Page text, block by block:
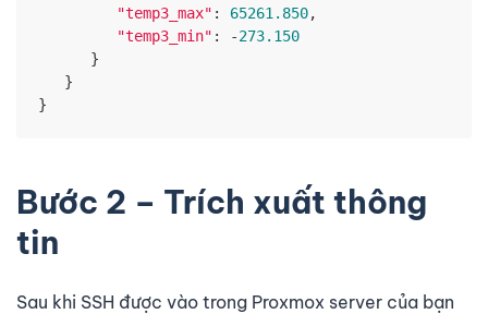
"temp3_max" : 65261.850,
"temp3_min" : -273.150
}
Bước 2 – Trích xuất thông
tin
Sau khi SSH được vào trong Proxmox server của bạn